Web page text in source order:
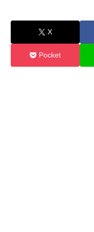
X
Pocket